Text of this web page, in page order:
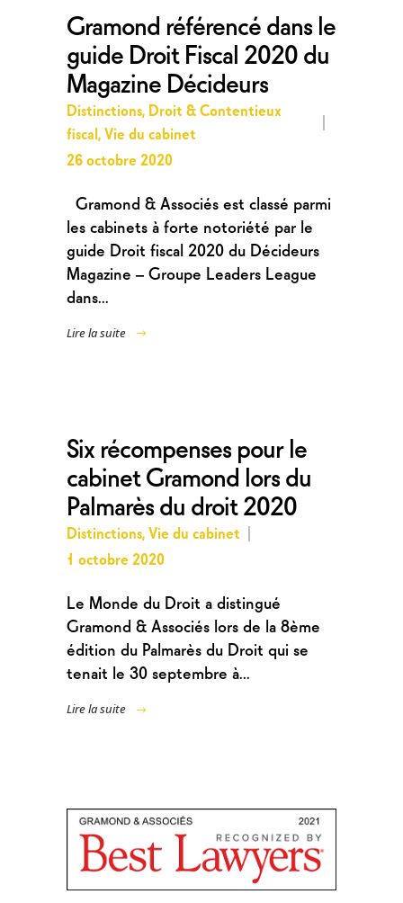
Gramond référencé dans le
guide Droit Fiscal 2020 du
Magazine Décideurs
Distinctions, Droit & Contentieux
fiscal,Vie du cabinet
26 octobre 2020
Gramond & Associés est classé parmi
les cabinets à forte notoriété par le
guide Droit fiscal 2020 du Décideurs
Magazine – Groupe Leaders League
dans...
Lire la suite
Six récompenses pour le
cabinet Gramond lors du
Palmarès du droit 2020
Distinctions,Vie du cabinet
1 octobre 2020
Le Monde du Droit a distingué
Gramond & Associés lors de la 8ème
édition du Palmarès du Droit qui se
tenait le 30 septembre à...
Lire la suite